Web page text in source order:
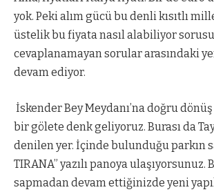
yok. Peki alım gücü bu denli kısıtlı
üstelik bu fiyata nasıl alabiliyor
cevaplanamayan sorular arasındaki
devam ediyor.
İskender Bey Meydanı’na doğru
bir gölete denk geliyoruz. Burası da
denilen yer. İçinde bulunduğu parkın
TIRANA” yazılı panoya ulaşıyorsunuz.
sapmadan devam ettiğinizde yeni